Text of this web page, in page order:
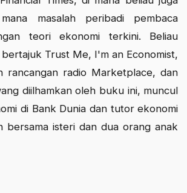
masalah peribadi pembaca
teori ekonomi terkini. Beliau
Trust Me, I'm an Economist,
rancangan radio Marketplace, dan
diilhamkan oleh buku ini, muncul
di Bank Dunia dan tutor ekonomi
bersama isteri dan dua orang anak